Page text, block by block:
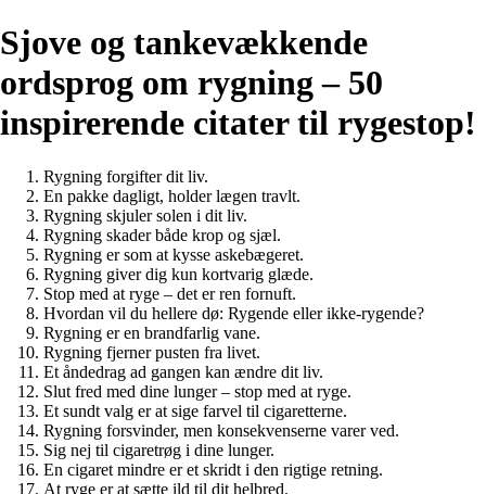
Sjove og tankevækkende
ordsprog om rygning – 50
inspirerende citater til rygestop!
Rygning forgifter dit liv.
En pakke dagligt, holder lægen travlt.
Rygning skjuler solen i dit liv.
Rygning skader både krop og sjæl.
Rygning er som at kysse askebægeret.
Rygning giver dig kun kortvarig glæde.
Stop med at ryge – det er ren fornuft.
Hvordan vil du hellere dø: Rygende eller ikke-rygende?
Rygning er en brandfarlig vane.
Rygning fjerner pusten fra livet.
Et åndedrag ad gangen kan ændre dit liv.
Slut fred med dine lunger – stop med at ryge.
Et sundt valg er at sige farvel til cigaretterne.
Rygning forsvinder, men konsekvenserne varer ved.
Sig nej til cigaretrøg i dine lunger.
En cigaret mindre er et skridt i den rigtige retning.
At ryge er at sætte ild til dit helbred.